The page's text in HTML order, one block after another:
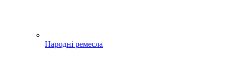
Народні ремесла